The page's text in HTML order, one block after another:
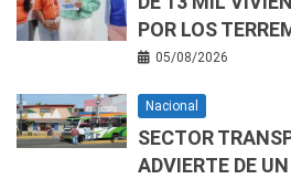
POR LOS
05/08/2026
Nacional
SECTOR
ADVIERTE DE